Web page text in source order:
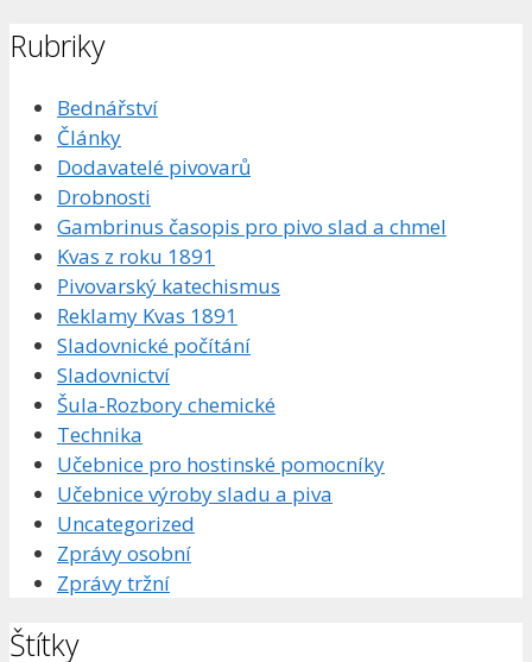
Rubriky
Bednářství
Články
Dodavatelé pivovarů
Drobnosti
Gambrinus časopis pro pivo slad a chmel
Kvas z roku 1891
Pivovarský katechismus
Reklamy Kvas 1891
Sladovnické počítání
Sladovnictví
Šula-Rozbory chemické
Technika
Učebnice pro hostinské pomocníky
Učebnice výroby sladu a piva
Uncategorized
Zprávy osobní
Zprávy tržní
Štítky